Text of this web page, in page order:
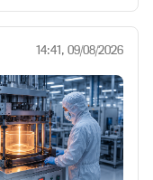
14:41, 09/08/2026